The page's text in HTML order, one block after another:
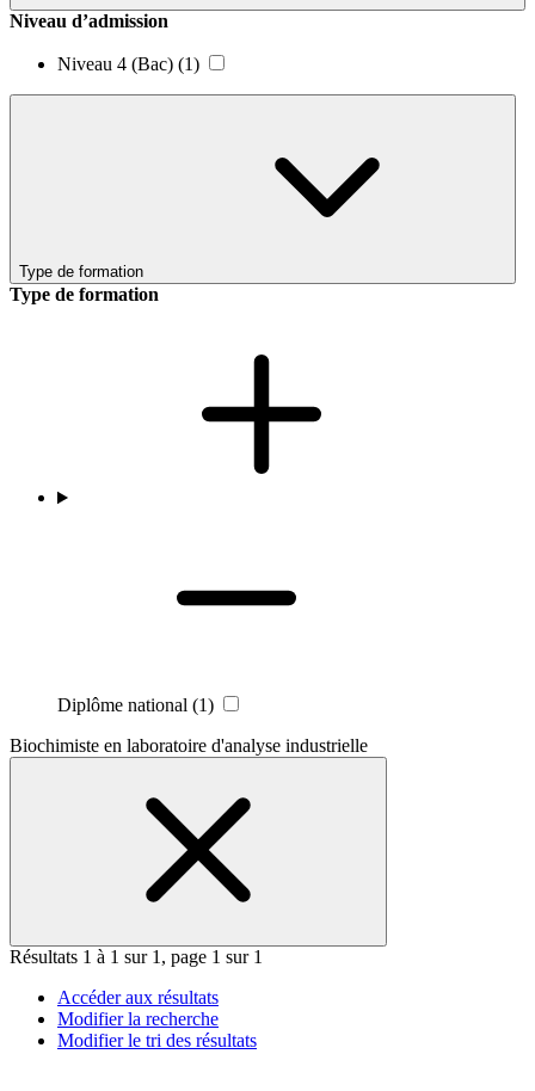
Niveau d’admission
Niveau 4 (Bac) (1)
Type de formation
Type de formation
Diplôme national (1)
Biochimiste en laboratoire d'analyse industrielle
Résultats 1 à 1 sur 1, page 1 sur 1
Accéder aux résultats
Modifier la recherche
Modifier le tri des résultats